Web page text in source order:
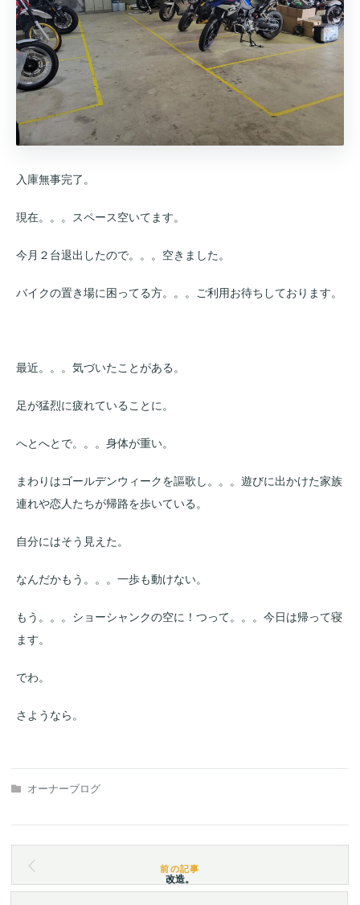
入庫無事完了。
現在。。。スペース空いてます。
今月２台退出したので。。。空きました。
バイクの置き場に困ってる方。。。ご利用お待ちしております。
最近。。。気づいたことがある。
足が猛烈に疲れていることに。
へとへとで。。。身体が重い。
まわりはゴールデンウィークを謳歌し。。。遊びに出かけた家族
連れや恋人たちが帰路を歩いている。
自分にはそう見えた。
なんだかもう。。。一歩も動けない。
もう。。。ショーシャンクの空に！つって。。。今日は帰って寝
ます。
でわ。
さようなら。
オーナーブログ
改造。